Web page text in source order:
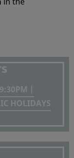
|
HOLIDAYS